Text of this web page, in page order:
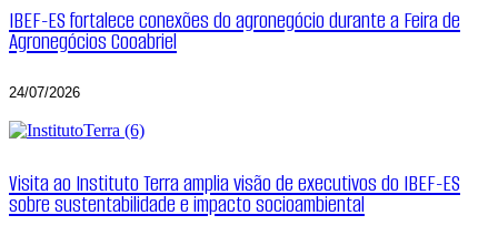
IBEF-ES fortalece conexões do agronegócio durante a Feira de
Agronegócios Cooabriel
24/07/2026
Visita ao Instituto Terra amplia visão de executivos do IBEF-ES
sobre sustentabilidade e impacto socioambiental